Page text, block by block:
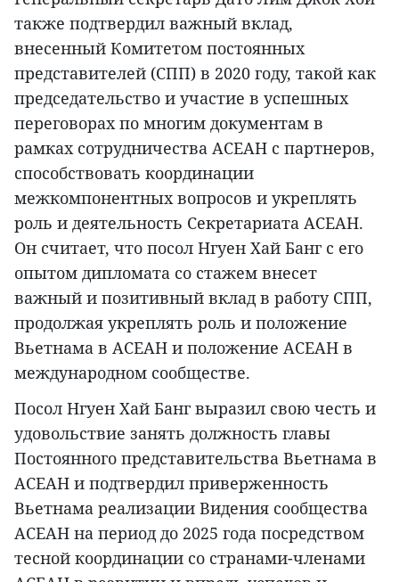
также подтвердил важный вклад,
внесенный Комитетом постоянных
представителей (СПП) в 2020 году, такой как
председательство и участие в успешных
переговорах по многим документам в
рамках сотрудничества АСЕАН с партнеров,
способствовать координации
межкомпонентных вопросов и укреплять
роль и деятельность Секретариата АСЕАН.
Он считает, что посол Нгуен Хай Банг с его
опытом дипломата со стажем внесет
важный и позитивный вклад в работу СПП,
продолжая укреплять роль и положение
Вьетнама в АСЕАН и положение АСЕАН в
международном сообществе.
Посол Нгуен Хай Банг выразил свою честь и
удовольствие занять должность главы
Постоянного представительства Вьетнама в
АСЕАН и подтвердил приверженность
Вьетнама реализации Видения сообщества
АСЕАН на период до 2025 года посредством
тесной координации со странами-членами